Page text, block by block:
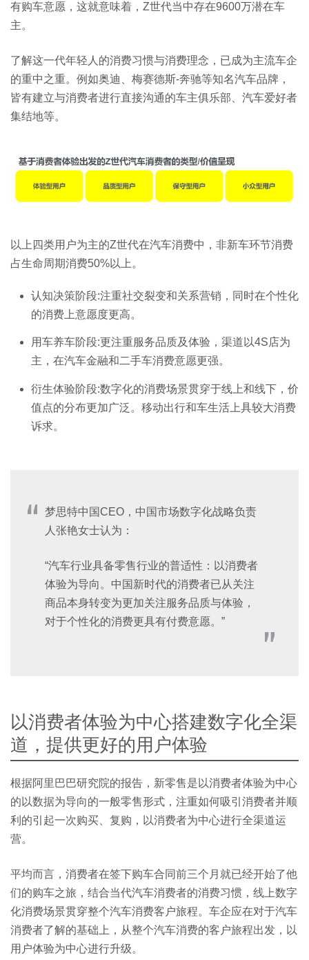
有购车意愿，这就意味着，Z世代当中存在9600万潜在车
主。
了解这一代年轻人的消费习惯与消费理念，已成为主流车企
的重中之重。例如奥迪、 梅赛德斯-奔驰等知名汽车品牌，
皆有建立与消费者进行直接沟通的车主俱乐部、汽车爱好者
集结地等。
以上四类用户为主的Z世代在汽车消费中，非新车环节消费
占生命周期消费50%以上。
认知决策阶段:注重社交裂变和关系营销，同时在个性化
的消费上意愿度更高。
用车养车阶段:更注重服务品质及体验，渠道以4S店为
主，在汽车金融和二手车消费意愿更强。
衍生体验阶段:数字化的消费场景贯穿于线上和线下，价
值点的分布更加广泛。移动出行和车生活上具较大消费
诉求。
梦思特中国CEO，中国市场数字化战略负责
人张艳女士认为：
“汽车行业具备零售行业的普适性：以消费者
体验为导向。中国新时代的消费者已从关注
商品本身转变为更加关注服务品质与体验，
对于个性化的消费更具有付费意愿。”
以消费者体验为中心搭建数字化全渠
道，提供更好的用户体验
根据阿里巴巴研究院的报告，新零售是以消费者体验为中心
的以数据为导向的一般零售形式，注重如何吸引消费者并顺
利的引起一次购买、复购，以消费者为中心进行全渠道运
营。
平均而言，消费者在签下购车合同前三个月就已经开始了他
们的购车之旅，结合当代汽车消费者的消费习惯，线上数字
化消费场景贯穿整个汽车消费客户旅程。车企应在对于汽车
消费者了解的基础上，从整个汽车消费的客户旅程出发，以
用户体验为中心进行升级。